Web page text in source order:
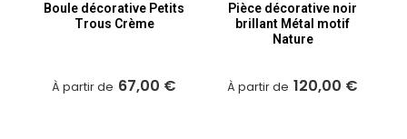
Boule décorative Petits
Trous Crème
À partir de 67,00 €
Pièce décorative noir
brillant Métal motif
Nature
À partir de 120,00 €